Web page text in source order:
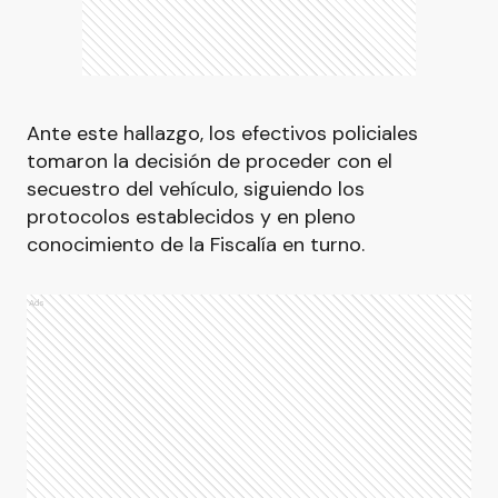
Ante este hallazgo, los efectivos policiales
tomaron la decisión de proceder con el
secuestro del vehículo, siguiendo los
protocolos establecidos y en pleno
conocimiento de la Fiscalía en turno.
Ads